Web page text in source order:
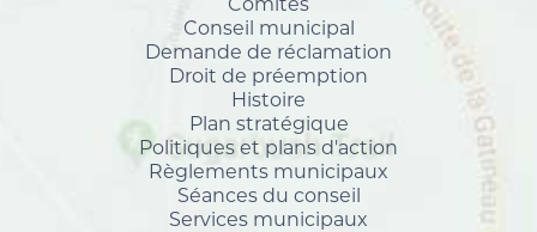
Conseil municipal
Demande de réclamation
Droit de préemption
Histoire
Plan stratégique
Politiques et plans d'action
Règlements municipaux
Séances du conseil
Services municipaux